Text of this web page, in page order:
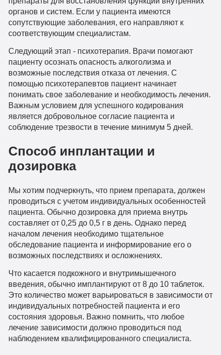
органов и систем. Если у пациента имеются
сопутствующие заболевания, его направляют к
соответствующим специалистам.
Следующий этап - психотерапия. Врачи помогают
пациенту осознать опасность алкоголизма и
возможные последствия отказа от лечения. С
помощью психотерапевтов пациент начинает
понимать свое заболевание и необходимость лечения.
Важным условием для успешного кодирования
является добровольное согласие пациента и
соблюдение трезвости в течение минимум 5 дней.
Способ инплантации и
дозировка
Мы хотим подчеркнуть, что прием препарата, должен
проводиться с учетом индивидуальных особенностей
пациента. Обычно дозировка для приема внутрь
составляет от 0,25 до 0,5 г в день. Однако перед
началом лечения необходимо тщательное
обследование пациента и информирование его о
возможных последствиях и осложнениях.
Что касается подкожного и внутримышечного
введения, обычно имплантируют от 8 до 10 таблеток.
Это количество может варьироваться в зависимости от
индивидуальных потребностей пациента и его
состояния здоровья. Важно помнить, что любое
лечение зависимости должно проводиться под
наблюдением квалифицированного специалиста.